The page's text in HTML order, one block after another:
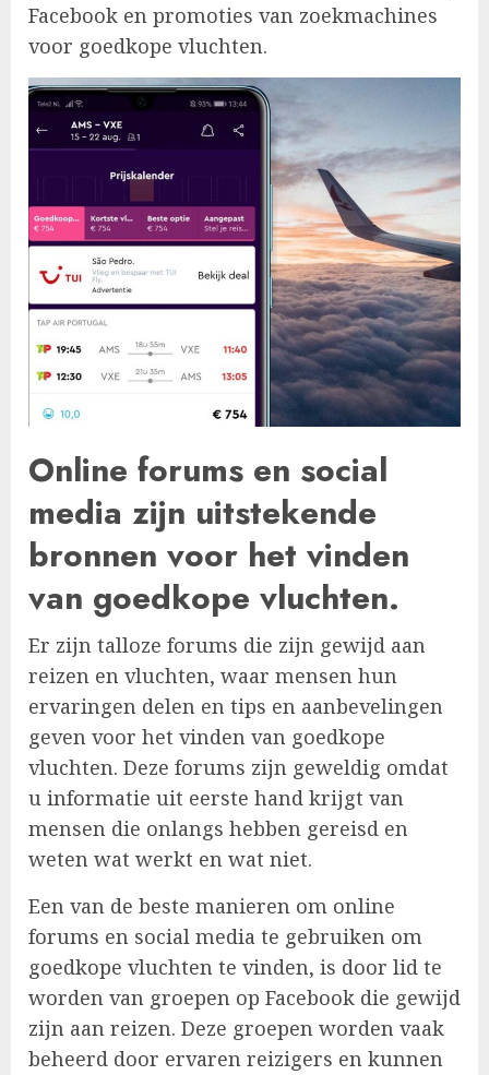
Facebook en promoties van zoekmachines
voor goedkope vluchten.
Online forums en social
media zijn uitstekende
bronnen voor het vinden
van goedkope vluchten.
Er zijn talloze forums die zijn gewijd aan
reizen en vluchten, waar mensen hun
ervaringen delen en tips en aanbevelingen
geven voor het vinden van goedkope
vluchten. Deze forums zijn geweldig omdat
u informatie uit eerste hand krijgt van
mensen die onlangs hebben gereisd en
weten wat werkt en wat niet.
Een van de beste manieren om online
forums en social media te gebruiken om
goedkope vluchten te vinden, is door lid te
worden van groepen op Facebook die gewijd
zijn aan reizen. Deze groepen worden vaak
beheerd door ervaren reizigers en kunnen